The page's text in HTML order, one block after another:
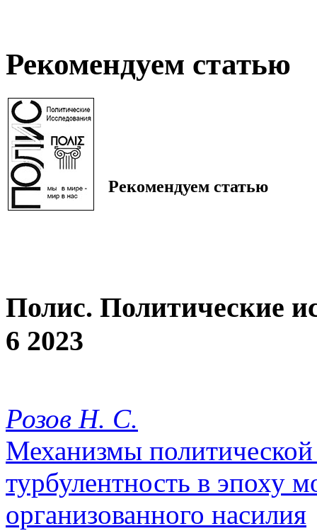
Рекомендуем статью
Рекомендуем статью
Полис. Политические
6 2023
Розов Н. С.
Механизмы
турбулентность в эпоху
организованного насилия